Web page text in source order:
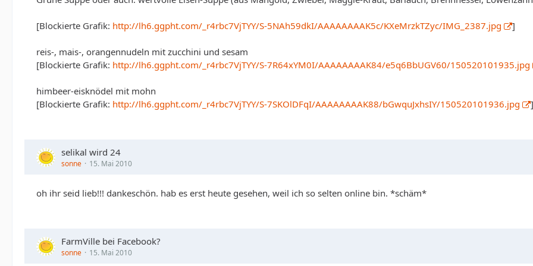
[Blockierte Grafik: http://lh6.ggpht.com/_r4rbc7VjTYY/S-5NAh59dkI/AAAAAAAAK5c/KXeMrzkTZyc/IMG_2387.jpg ]
reis-, mais-, orangennudeln mit zucchini und sesam
[Blockierte Grafik: http://lh6.ggpht.com/_r4rbc7VjTYY/S-7R64xYM0I/AAAAAAAAK84/e5q6BbUGV60/150520101935.jpg
himbeer-eisknödel mit mohn
[Blockierte Grafik: http://lh6.ggpht.com/_r4rbc7VjTYY/S-7SKOlDFqI/AAAAAAAAK88/bGwquJxhsIY/150520101936.jpg ]
selikal wird 24
sonne 15. Mai 2010
oh ihr seid lieb!!! dankeschön. hab es erst heute gesehen, weil ich so selten online bin. *schäm*
FarmVille bei Facebook?
sonne 15. Mai 2010